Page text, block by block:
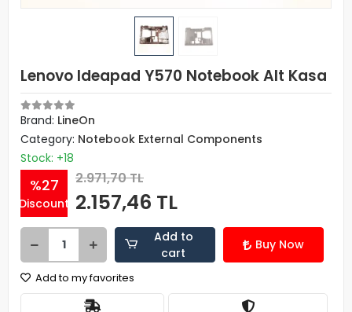
Lenovo Ideapad Y570 Notebook Alt Kasa
Brand: LineOn
Category: Notebook External Components
Stock: +18
%27
Discount
2.971,70 TL
2.157,46 TL
Add to
cart
Buy Now
Add to my favorites